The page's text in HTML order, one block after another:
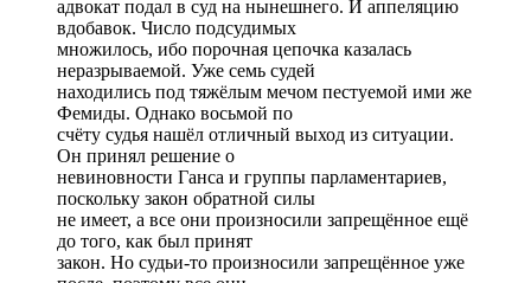
адвокат подал в суд на нынешнего. И аппеляцию
вдобавок. Число подсудимых
множилось, ибо порочная цепочка казалась
неразрываемой. Уже семь судей
находились под тяжёлым мечом пестуемой ими же
Фемиды. Однако восьмой по
счёту судья нашёл отличный выход из ситуации.
Он принял решение о
невиновности Ганса и группы парламентариев,
поскольку закон обратной силы
не имеет, а все они произносили запрещённое ещё
до того, как был принят
закон. Но судьи-то произносили запрещённое уже